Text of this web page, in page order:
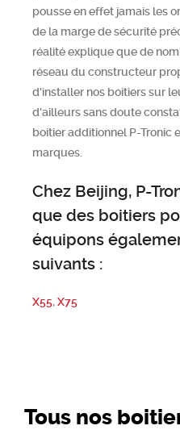
pousse en effet jamais les
de la marge de sécurité
réalité explique que de
réseau du constructeur
d'installer nos boitiers sur
d'ailleurs sans doute
boitier additionnel P-Tronic
marques.
Chez Beijing, P-
que des boitiers
équipons
suivants :
X55,X75
Tous nos